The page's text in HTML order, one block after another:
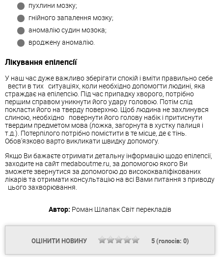
пухлини мозку;
гнійного запалення мозку;
аномалію судин мозока;
вроджену аномалію.
Лікування епілепсії
У наш час дуже важливо зберігати спокій і вміти правильно себе
вести в тих ситуаціях, коли необхідно допомогти людині, яка
страждає на епілепсію. Під час припадку хворого, потрібно
першим справом уникнути його удару головою. Потім слід
покласти його на тверду поверхню. Щоб людина не захлинувся
слиною, необхідно повернути його голову набік і притиснути
твердим предметом мова (ложка, загорнута в хустку палиця і
т.д.). Потерпілого потрібно помістити в те місце, де є тінь.
Обов'язково варто викликати швидку допомогу.
Якщо Ви бажаєте отримати детальну інформацію щодо епілепсії,
заходите на сайт medaboutme.ru, за допомогою якого Ви
зможете звернутися за допомогою до висококваліфікованих
лікарів та отримати консультацію на всі Вами питання з приводу
цього захворювання.
Автор: Роман ШлапакСвіт перекладів
ОЦІНИТИ НОВИНУ 5(голосів: 0)